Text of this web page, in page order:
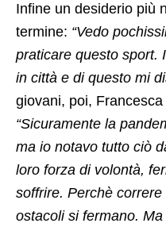
Infine un desiderio più
termine: “Vedo
praticare questo sport.
in città e di questo mi
giovani, poi,
“Sicuramente la
ma io notavo tutto ciò
loro forza di volontà,
soffrire. Perchè
ostacoli si fermano.